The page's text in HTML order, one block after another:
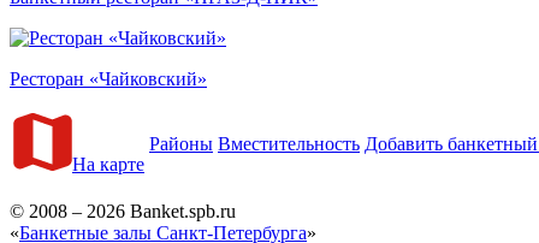
Ресторан «Чайковский»
На карте
Районы Вместительность Добавить банкетный
© 2008 – 2026 Banket.spb.ru
«Банкетные залы Санкт-Петербурга»